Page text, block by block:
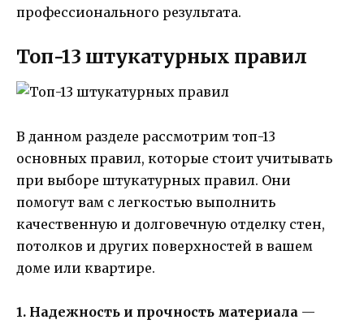
профессионального результата.
Топ-13 штукатурных правил
В данном разделе рассмотрим топ-13
основных правил, которые стоит учитывать
при выборе штукатурных правил. Они
помогут вам с легкостью выполнить
качественную и долговечную отделку стен,
потолков и других поверхностей в вашем
доме или квартире.
1. Надежность и прочность материала —